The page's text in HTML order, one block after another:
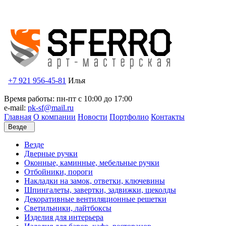
+7 921 956-45-81 Илья
Время работы: пн-пт с 10:00 до 17:00
e-mail: pk-sf@mail.ru
Главная О компании Новости Портфолио Контакты
Везде
Везде
Дверные ручки
Оконные, каминные, мебельные ручки
Отбойники, пороги
Накладки на замок, ответки, ключевины
Шпингалеты, завертки, задвижки, щеколды
Декоративные вентиляционные решетки
Светильники, лайтбоксы
Изделия для интерьера